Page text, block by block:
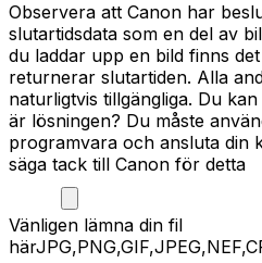
Observera att Canon har
slutartidsdata som en del av
du laddar upp en bild finns
returnerar slutartiden. Alla
naturligtvis tillgängliga. Du
är lösningen? Du måste
programvara och ansluta din
säga tack till Canon för detta
Vänligen lämna din fil
här